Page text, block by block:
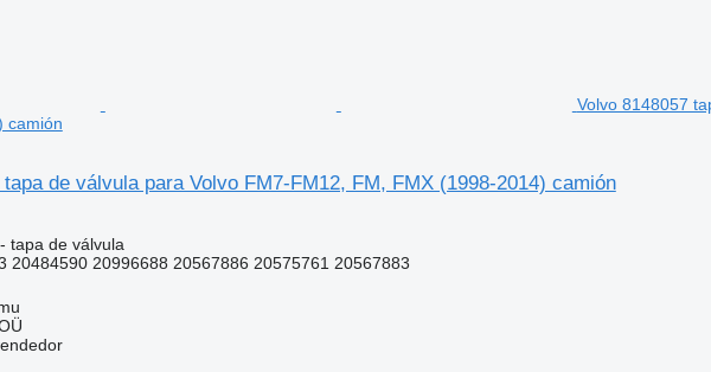
Volvo 8148057
camión
tapa de válvula para Volvo FM7-FM12, FM, FMX (1998-2014) camión
tapa de válvula
20484590 20996688 20567886 20575761 20567883